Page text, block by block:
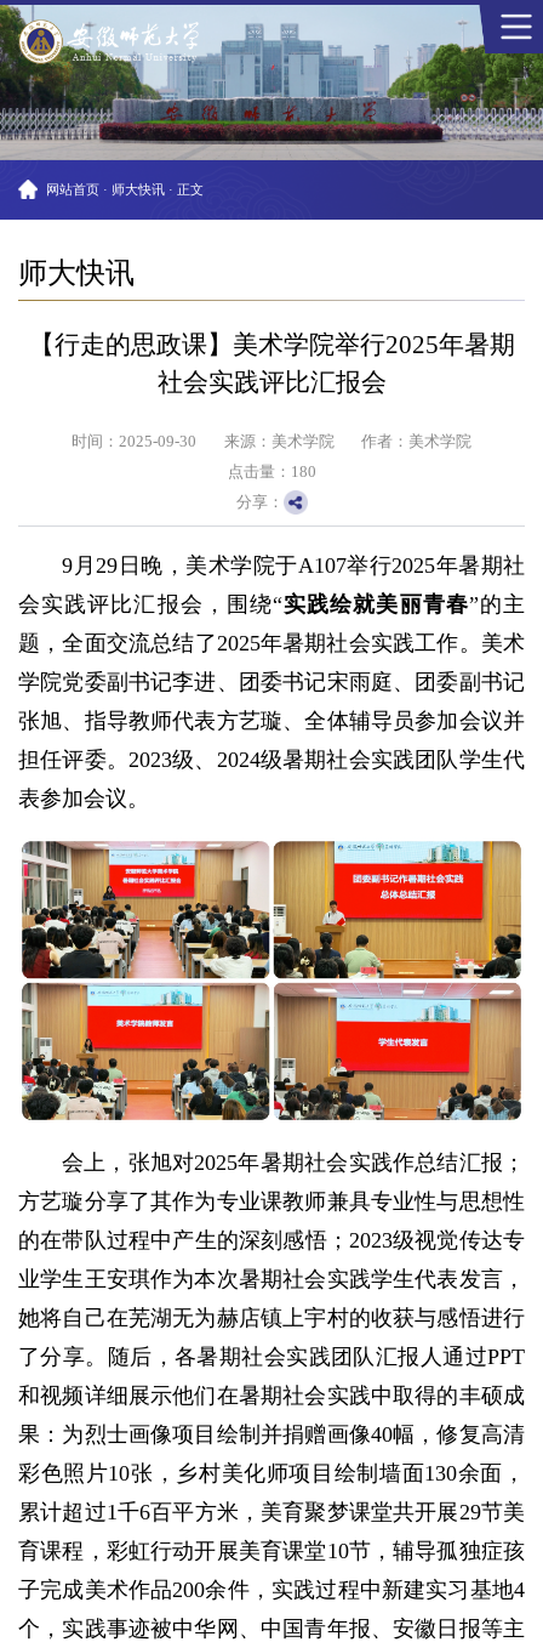
网站首页 · 师大快讯 · 正文
师大快讯
【行走的思政课】美术学院举行2025年暑期
社会实践评比汇报会
时间：2025-09-30 来源：美术学院
作者：美术学院
点击量： 180
分享：
9月29日晚，美术学院于A107举行2025年暑期社
会实践评比汇报会，围绕“实践绘就美丽青春”的主
题，全面交流总结了2025年暑期社会实践工作。美术
学院党委副书记李进、团委书记宋雨庭、团委副书记
张旭、指导教师代表方艺璇、全体辅导员参加会议并
担任评委。2023级、2024级暑期社会实践团队学生代
表参加会议。
会上，张旭对2025年暑期社会实践作总结汇报；
方艺璇分享了其作为专业课教师兼具专业性与思想性
的在带队过程中产生的深刻感悟；2023级视觉传达专
业学生王安琪作为本次暑期社会实践学生代表发言，
她将自己在芜湖无为赫店镇上宇村的收获与感悟进行
了分享。随后，各暑期社会实践团队汇报人通过PPT
和视频详细展示他们在暑期社会实践中取得的丰硕成
果：为烈士画像项目绘制并捐赠画像40幅，修复高清
彩色照片10张，乡村美化师项目绘制墙面130余面，
累计超过1千6百平方米，美育聚梦课堂共开展29节美
育课程，彩虹行动开展美育课堂10节，辅导孤独症孩
子完成美术作品200余件，实践过程中新建实习基地4
个，实践事迹被中华网、中国青年报、安徽日报等主